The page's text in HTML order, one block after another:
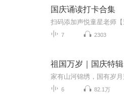
国庆诵读打卡合集
7 2303
祖国万岁｜国庆特辑
6 82.1万